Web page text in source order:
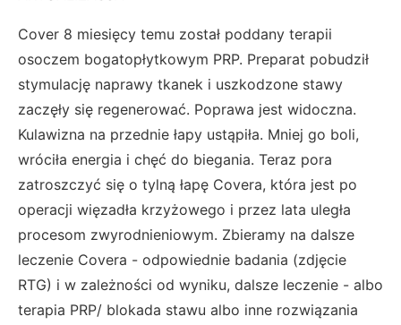
Cover 8 miesięcy temu został poddany terapii
osoczem bogatopłytkowym PRP. Preparat pobudził
stymulację naprawy tkanek i uszkodzone stawy
zaczęły się regenerować. Poprawa jest widoczna.
Kulawizna na przednie łapy ustąpiła. Mniej go boli,
wróciła energia i chęć do biegania. Teraz pora
zatroszczyć się o tylną łapę Covera, która jest po
operacji więzadła krzyżowego i przez lata uległa
procesom zwyrodnieniowym. Zbieramy na dalsze
leczenie Covera - odpowiednie badania (zdjęcie
RTG) i w zależności od wyniku, dalsze leczenie - albo
terapia PRP/ blokada stawu albo inne rozwiązania